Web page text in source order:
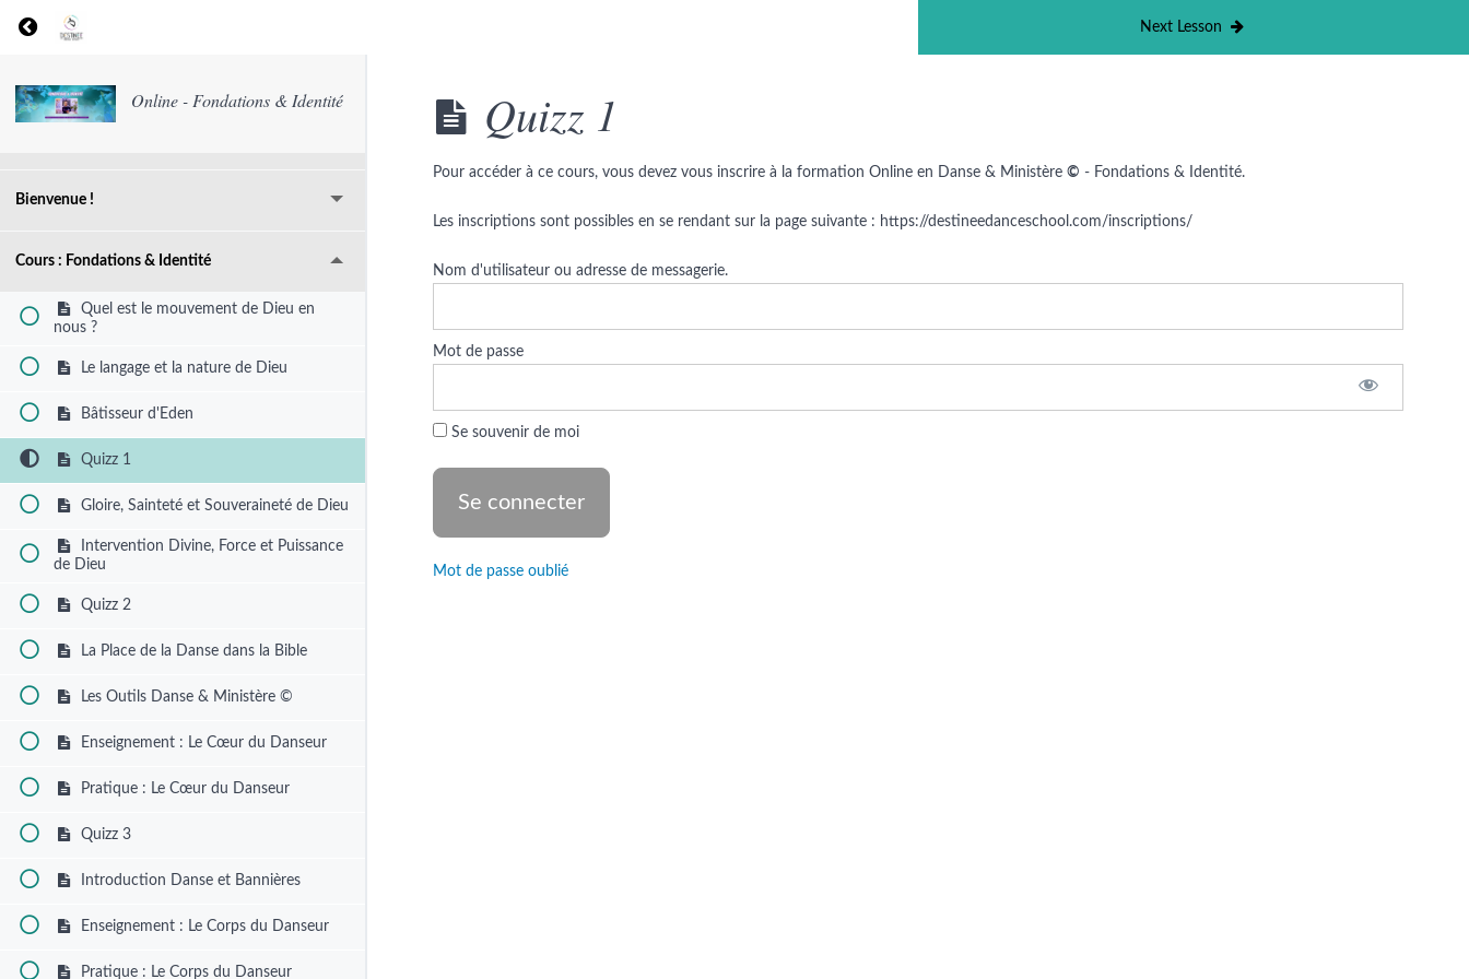
Return to course: Online – Fondations & Identité Next Lesson
Online - Fondations & Identité
Bienvenue !
Cours : Fondations & Identité
Quel est le mouvement de Dieu en
nous ?
Le langage et la nature de Dieu
Bâtisseur d'Eden
Quizz 1
Gloire, Sainteté et Souveraineté de Dieu
Intervention Divine, Force et Puissance
de Dieu
Quizz 2
La Place de la Danse dans la Bible
Les Outils Danse & Ministère ©
Enseignement : Le Cœur du Danseur
Pratique : Le Cœur du Danseur
Quizz 3
Introduction Danse et Bannières
Enseignement : Le Corps du Danseur
Pratique : Le Corps du Danseur
Quizz 1
Pour accéder à ce cours, vous devez vous inscrire à la formation Online en Danse & Ministère © - Fondations & Identité.
Les inscriptions sont possibles en se rendant sur la page suivante : https://destineedanceschool.com/inscriptions/
Nom d'utilisateur ou adresse de messagerie.
Mot de passe
Se souvenir de moi
Mot de passe oublié